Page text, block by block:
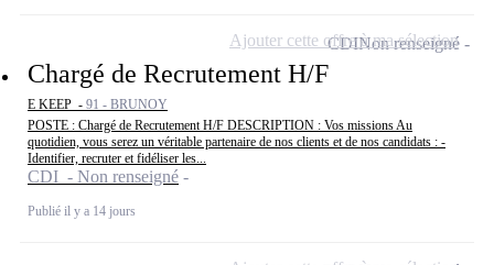
Chargé de Recrutement H/F
E KEEP - 91 - BRUNOY
POSTE : Chargé de Recrutement H/F DESCRIPTION : Vos missions Au
quotidien, vous serez un véritable partenaire de nos clients et de nos candidats : -
Identifier, recruter et fidéliser les...
CDI - Non renseigné
Publié il y a 14 jours
CDINon renseigné
Ajouter cette offre à ma sélection